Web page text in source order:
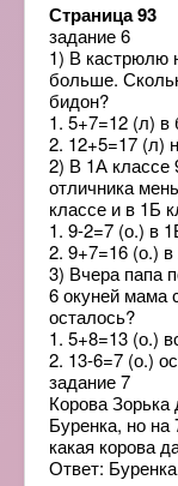
Страница 93
задание 6
1) В кастрюлю
больше.
бидон?
1. 5+7=12 (л) в
2. 12+5=17 (л)
2) В 1А классе
отличника
классе и в 1Б
1. 9-2=7 (о.) в
2. 9+7=16 (о.) в
3) Вчера папа
6 окуней мама
осталось?
1. 5+8=13 (о.)
2. 13-6=7 (о.)
задание 7
Корова
Буренка, но
какая корова
Ответ: